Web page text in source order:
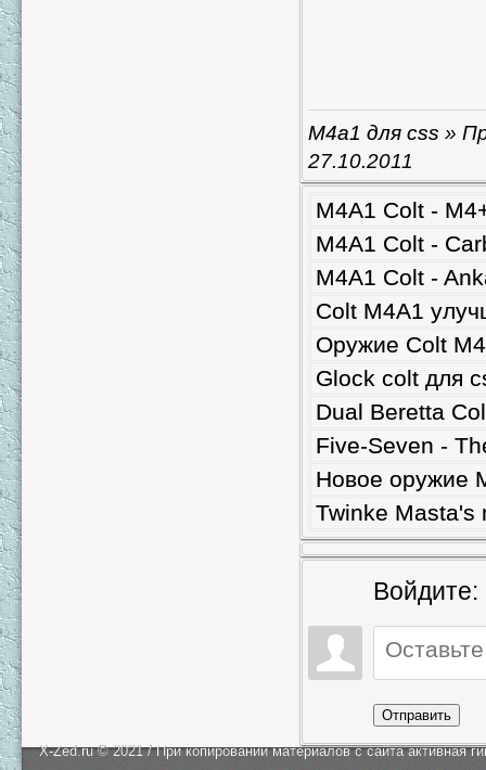
M4a1 для css »
27.10.2011
M4A1 Colt -
M4A1 Colt -
M4A1 Colt -
Colt M4A1
Оружие Colt
Glock colt для
Dual Beretta
Five-Seven -
Новое оружие
Twinke Masta's
Войдите:
Отправить
X-Zed.ru © 2021 / При копировании материалов с сайта активная